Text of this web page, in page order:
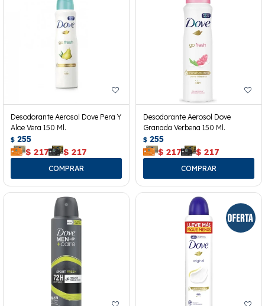
Desodorante Aerosol Dove Pera Y
Aloe Vera 150 Ml.
$ 255
$ 217 $ 217
Desodorante Aerosol Dove
Granada Verbena 150 Ml.
$ 255
$ 217 $ 217